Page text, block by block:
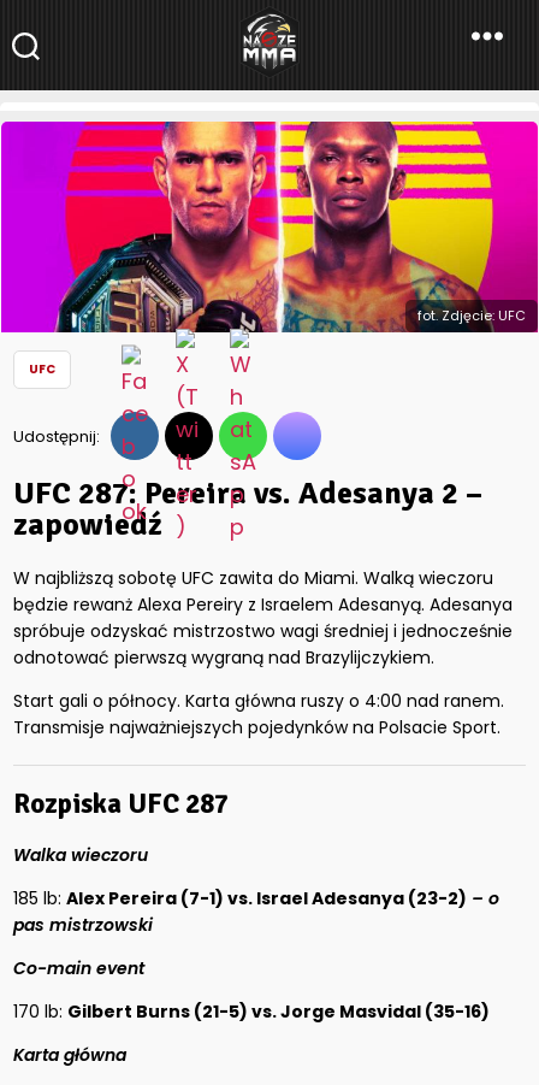
NaszeMMA
NaszeMMA.pl»Aktualności»Świat»UFC»UFC 287: Pereira vs.
Adesanya 2 – zapowiedź
fot. Zdjęcie: UFC
UFC
Udostępnij:
UFC 287: Pereira vs. Adesanya 2 –
zapowiedź
W najbliższą sobotę UFC zawita do Miami. Walką wieczoru
będzie rewanż Alexa Pereiry z Israelem Adesanyą. Adesanya
spróbuje odzyskać mistrzostwo wagi średniej i jednocześnie
odnotować pierwszą wygraną nad Brazylijczykiem.
Start gali o północy. Karta główna ruszy o 4:00 nad ranem.
Transmisje najważniejszych pojedynków na Polsacie Sport.
Rozpiska UFC 287
Walka wieczoru
185 lb:Alex Pereira (7-1) vs. Israel Adesanya (23-2) – o
pas mistrzowski
Co-main event
170 lb: Gilbert Burns (21-5) vs. Jorge Masvidal (35-16)
Karta główna